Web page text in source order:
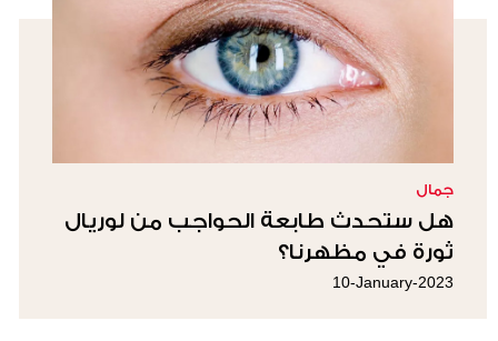
جمال
هل ستحدث طابعة الحواجب من لوريال
ثورة في مظهرنا؟
10-January-2023